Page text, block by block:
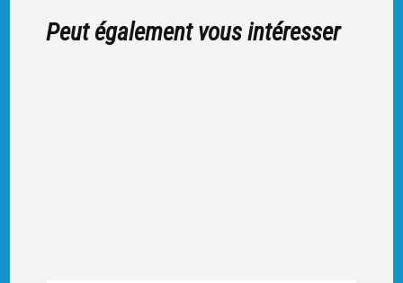
Peut également vous intéresser